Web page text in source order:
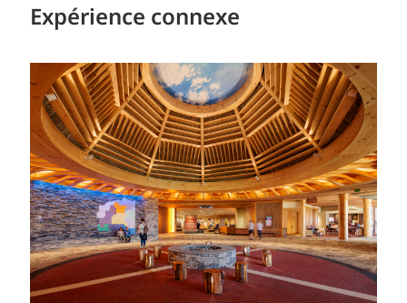
Expérience connexe